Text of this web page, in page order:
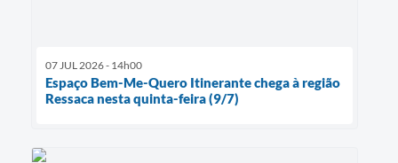
07 JUL 2026 - 14h00
Espaço Bem-Me-Quero Itinerante chega à região
Ressaca nesta quinta-feira (9/7)